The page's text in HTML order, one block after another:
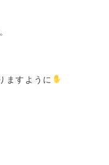
ますように